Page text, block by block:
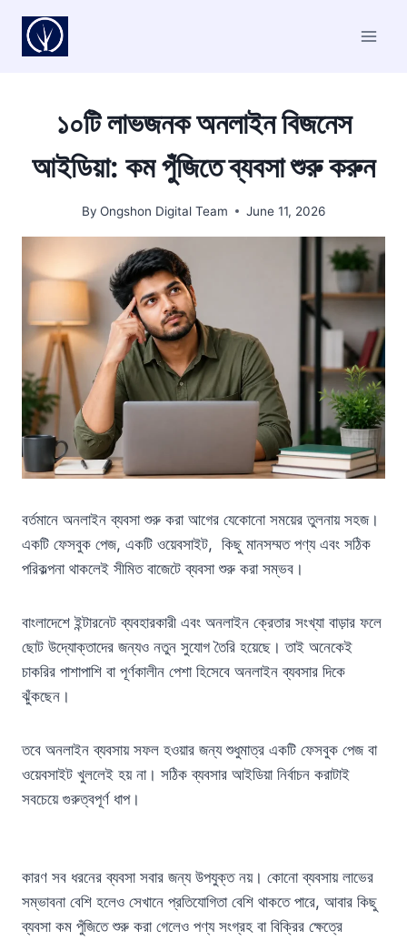
content
১০টি লাভজনক অনলাইন বিজনেস
আইডিয়া: কম পুঁজিতে ব্যবসা শুরু করুন
By Ongshon Digital Team June 11, 2026
বর্তমানে অনলাইন ব্যবসা শুরু করা আগের যেকোনো সময়ের তুলনায় সহজ।
একটি ফেসবুক পেজ, একটি ওয়েবসাইট, কিছু মানসম্মত পণ্য এবং সঠিক
পরিকল্পনা থাকলেই সীমিত বাজেটে ব্যবসা শুরু করা সম্ভব।
বাংলাদেশে ইন্টারনেট ব্যবহারকারী এবং অনলাইন ক্রেতার সংখ্যা বাড়ার ফলে
ছোট উদ্যোক্তাদের জন্যও নতুন সুযোগ তৈরি হয়েছে। তাই অনেকেই
চাকরির পাশাপাশি বা পূর্ণকালীন পেশা হিসেবে অনলাইন ব্যবসার দিকে
ঝুঁকছেন।
তবে অনলাইন ব্যবসায় সফল হওয়ার জন্য শুধুমাত্র একটি ফেসবুক পেজ বা
ওয়েবসাইট খুললেই হয় না। সঠিক ব্যবসার আইডিয়া নির্বাচন করাটাই
সবচেয়ে গুরুত্বপূর্ণ ধাপ।
কারণ সব ধরনের ব্যবসা সবার জন্য উপযুক্ত নয়। কোনো ব্যবসায় লাভের
সম্ভাবনা বেশি হলেও সেখানে প্রতিযোগিতা বেশি থাকতে পারে, আবার কিছু
ব্যবসা কম পুঁজিতে শুরু করা গেলেও পণ্য সংগ্রহ বা বিক্রির ক্ষেত্রে